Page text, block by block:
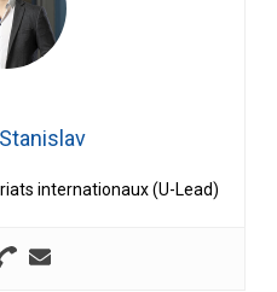
internationaux (U-Lead)